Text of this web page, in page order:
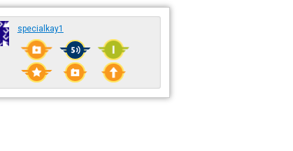
specialkay1